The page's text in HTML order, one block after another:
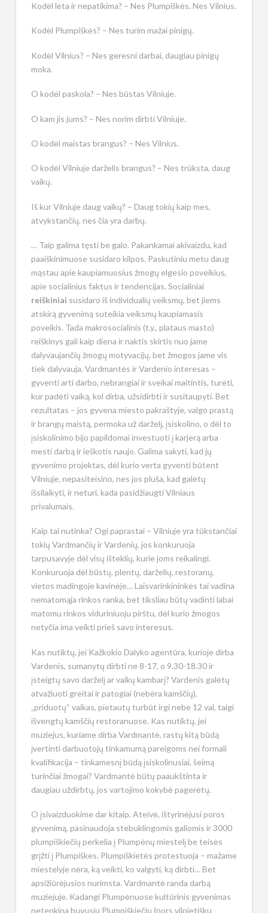
Kodėl lėta ir nepatikima? – Nes Plumpiškės. Nes Vilnius.
Kodėl Plumpiškės? – Nes turim mažai pinigų.
Kodėl Vilnius? – Nes geresni darbai, daugiau pinigų
moka.
O kodėl paskola? – Nes būstas Vilniuje.
O kam jis jums? – Nes norim dirbti Vilniuje.
O kodėl maistas brangus? – Nes Vilnius.
O kodėl Vilniuje darželis brangus? – Nes trūksta, daug
vaikų.
Iš kur Vilniuje daug vaikų? – Daug tokių kaip mes,
atvykstančių, nes čia yra darbų.
… Taip galima tęsti be galo. Pakankamai akivaizdu, kad
paaiškinimuose susidaro kilpos. Paskutiniu metu daug
mąstau apie kaupiamuosius žmogų elgesio poveikius,
apie socialinius faktus ir tendencijas. Socialiniai
reiškiniai susidaro iš individualių veiksmų, bet jiems
atskirą gyvenimą suteikia veiksmų kaupiamasis
poveikis. Tada makrosocialinis (t.y., plataus masto)
reiškinys gali kaip diena ir naktis skirtis nuo jame
dalyvaujančių žmogų motyvacijų, bet žmogos jame vis
tiek dalyvauja. Vardmantės ir Vardenio interesas –
gyventi arti darbo, nebrangiai ir sveikai maitintis, turėti,
kur padėti vaiką, kol dirba, užsidirbti ir susitaupyti. Bet
rezultatas – jos gyvena miesto pakraštyje, valgo prastą
ir brangų maistą, permoka už darželį, įsiskolino, o dėl to
įsiskolinimo bijo papildomai investuoti į karjerą arba
mesti darbą ir ieškotis naujo. Galima sakyti, kad jų
gyvenimo projektas, dėl kurio verta gyventi būtent
Vilniuje, nepasiteisino, nes jos pluša, kad galėtų
išsilaikyti, ir neturi, kada pasidžiaugti Vilniaus
privalumais.
Kaip tai nutinka? Ogi paprastai – Vilniuje yra tūkstančiai
tokių Vardmančių ir Vardenių, jos konkuruoja
tarpusavyje dėl visų išteklių, kurie joms reikalingi.
Konkuruoja dėl būstų, plentų, darželių, restoranų,
vietos madingoje kavinėje… Laisvarinkininkės tai vadina
nematomąja rinkos ranka, bet tiksliau būtų vadinti labai
matomu rinkos viduriniuoju pirštu, dėl kurio žmogos
netyčia ima veikti prieš savo interesus.
Kas nutiktų, jei Kažkokio Dalyko agentūra, kurioje dirba
Vardenis, sumanytų dirbti ne 8-17, o 9.30-18.30 ir
įsteigtų savo darželį ar vaikų kambarį? Vardenis galėtų
atvažiuoti greitai ir patogiai (nebėra kamščių),
„priduotų“ vaikas, pietautų turbūt irgi nebe 12 val, taigi
išvengtų kamščių restoranuose. Kas nutiktų, jei
muziejus, kuriame dirba Vardmantė, rastų kitą būdą
įvertinti darbuotojų tinkamumą pareigoms nei formali
kvalifikacija – tinkamesnį būdą įsiskolinusiai, šeimą
turinčiai žmogai? Vardmantė būtų paaukštinta ir
daugiau uždirbtų, jos vartojimo kokybė pagerėtų.
O įsivaizduokime dar kitaip. Ateivė, ištyrinėjusi poros
gyvenimą, pasinaudoja stebuklingomis galiomis ir 3000
plumpiškiečių perkelia į Plumpėnų miestelį be teisės
grįžti į Plumpiškes. Plumpiškietės protestuoja – mažame
miestelyje nėra, ką veikti, ko valgyti, ką dirbti… Bet
apsižiūrėjusios nurimsta. Vardmantė randa darbą
muziejuje. Kadangi Plumpėnuose kultūrinis gyvenimas
netenkina buvusių Plumpiškiečių (nors vilnietišku